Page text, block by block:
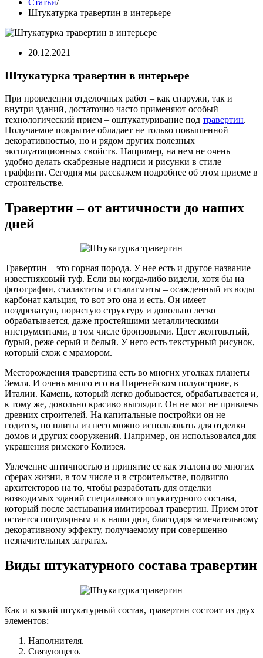
Статьи/
Штукатурка травертин в интерьере
20.12.2021
Штукатурка травертин в интерьере
При проведении отделочных работ – как снаружи, так и
внутри зданий, достаточно часто применяют особый
технологический прием – оштукатуривание под травертин.
Получаемое покрытие обладает не только повышенной
декоративностью, но и рядом других полезных
эксплуатационных свойств. Например, на нем не очень
удобно делать скабрезные надписи и рисунки в стиле
граффити. Сегодня мы расскажем подробнее об этом приеме в
строительстве.
Травертин – от античности до наших
дней
Травертин – это горная порода. У нее есть и другое название –
известняковый туф. Если вы когда-либо видели, хотя бы на
фотографии, сталактиты и сталагмиты – осажденный из воды
карбонат кальция, то вот это она и есть. Он имеет
ноздреватую, пористую структуру и довольно легко
обрабатывается, даже простейшими металлическими
инструментами, в том числе бронзовыми. Цвет желтоватый,
бурый, реже серый и белый. У него есть текстурный рисунок,
который схож с мрамором.
Месторождения травертина есть во многих уголках планеты
Земля. И очень много его на Пиренейском полуострове, в
Италии. Камень, который легко добывается, обрабатывается и,
к тому же, довольно красиво выглядит. Он не мог не привлечь
древних строителей. На капитальные постройки он не
годится, но плиты из него можно использовать для отделки
домов и других сооружений. Например, он использовался для
украшения римского Колизея.
Увлечение античностью и принятие ее как эталона во многих
сферах жизни, в том числе и в строительстве, подвигло
архитекторов на то, чтобы разработать для отделки
возводимых зданий специального штукатурного состава,
который после застывания имитировал травертин. Прием этот
остается популярным и в наши дни, благодаря замечательному
декоративному эффекту, получаемому при совершенно
незначительных затратах.
Виды штукатурного состава травертин
Как и всякий штукатурный состав, травертин состоит из двух
элементов:
Наполнителя.
Связующего.